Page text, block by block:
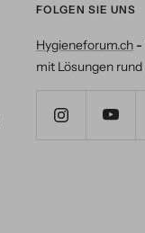
FOLGEN SIE UNS
Hygieneforum.ch -
mit Lösungen